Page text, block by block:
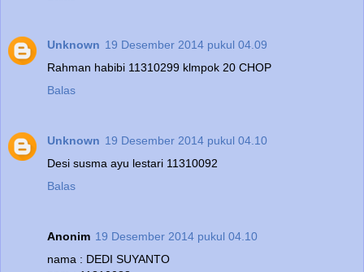
Unknown 19 Desember 2014 pukul 04.09
Rahman habibi 11310299 klmpok 20 CHOP
Balas
Unknown 19 Desember 2014 pukul 04.10
Desi susma ayu lestari 11310092
Balas
Anonim 19 Desember 2014 pukul 04.10
nama : DEDI SUYANTO